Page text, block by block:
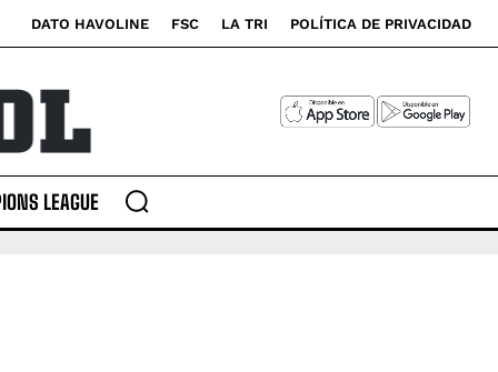
DATO HAVOLINE FSC LA TRI POLÍTICA DE PRIVACIDAD
LEAGUE